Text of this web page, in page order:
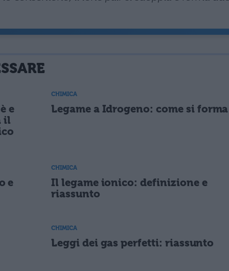
e
il
CHIMICA
Legame a Idrogeno: come si forma
e
CHIMICA
Il legame ionico: definizione e
riassunto
CHIMICA
Leggi dei gas perfetti: riassunto